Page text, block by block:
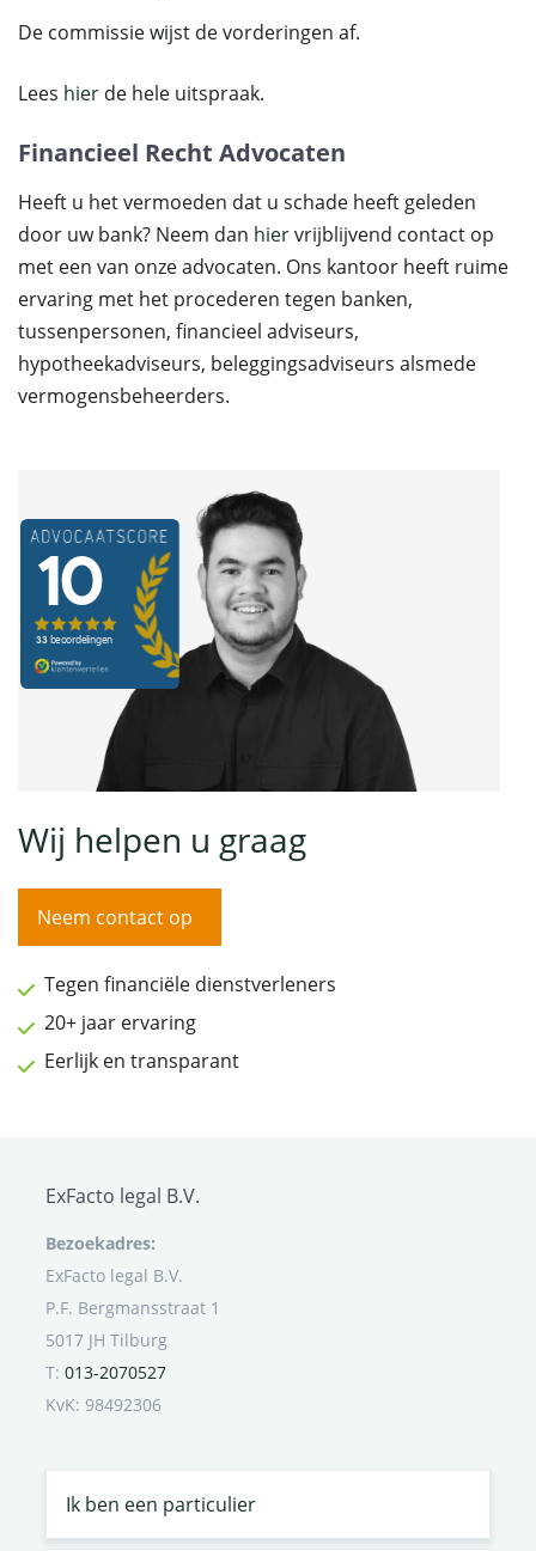
De commissie wijst de vorderingen af.
Lees hier de hele uitspraak.
Financieel Recht Advocaten
Heeft u het vermoeden dat u schade heeft geleden
door uw bank? Neem dan hiervrijblijvend contact op
met een van onze advocaten. Ons kantoor heeft ruime
ervaring met het procederen tegen banken,
tussenpersonen, financieel adviseurs,
hypotheekadviseurs, beleggingsadviseurs alsmede
vermogensbeheerders.
Wij helpen u graag
Neem contact op
Tegen financiële dienstverleners
20+ jaar ervaring
Eerlijk en transparant
ExFacto legal B.V.
Bezoekadres:
ExFacto legal B.V.
P.F. Bergmansstraat 1
5017 JH Tilburg
T: 013-2070527
KvK: 98492306
Ik ben een particulier